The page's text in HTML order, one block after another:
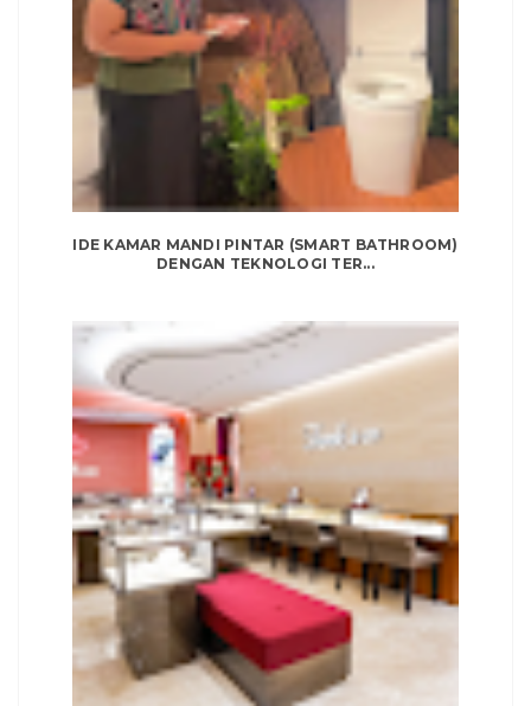
IDE KAMAR MANDI PINTAR (SMART BATHROOM)
DENGAN TEKNOLOGI TER...